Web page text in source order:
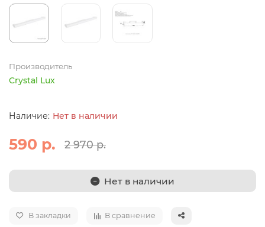
Производитель
Crystal Lux
Нет в наличии
590 р. 2 970 р.
Нет в наличии
В закладки В сравнение